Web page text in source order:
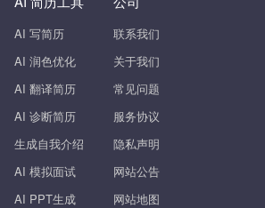
AI 写简历
AI 润色优化
AI 翻译简历
AI 诊断简历
生成自我介绍
AI 模拟面试
AI PPT生成
联系我们
关于我们
常见问题
服务协议
隐私声明
网站公告
网站地图